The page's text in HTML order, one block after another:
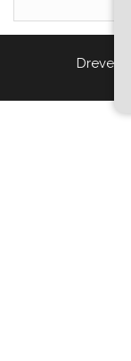
Drevet af